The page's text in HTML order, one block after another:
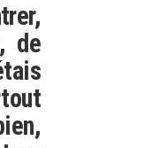
de